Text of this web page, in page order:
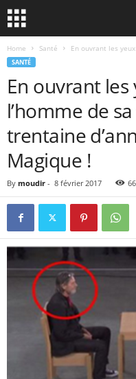
Home Santé En ouvrant les
SANTÉ
En ouvrant
l’homme de
trentaine
Magique !
By moudir - 8 février 2017